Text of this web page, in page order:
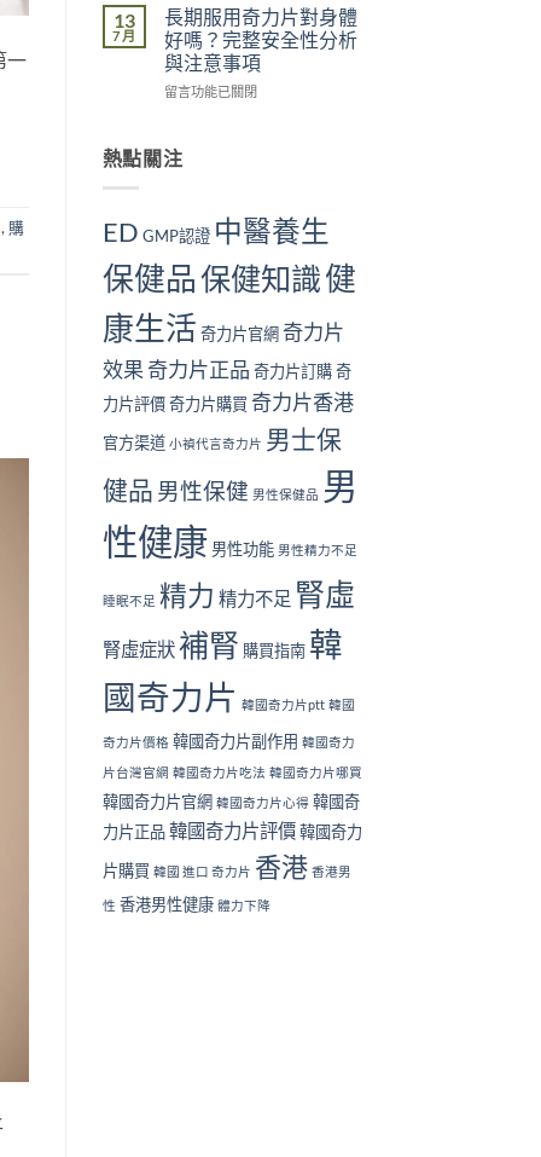
一
, 購
度
全
面
解
析〉
你
中
了
幾
個？〉
虛
症
狀
自
我
指
大
號
與
補
腎
方
法〉
中
力
片
回
購
用
真
效
真
的
值
得
長
期
服
嗎？〉
13
7 月
長期服用奇力片對身體
好嗎？完整安全性分析
與注意事項
在
服
用
片
身
體
好
嗎？
完
整
安
性
析
與
注
意
事
項〉
中
留言功能已關閉
熱點關注
ED GMP認證 中醫養生
保健品保健知識健
康生活 奇力片官網 奇力片
效果 奇力片正品 奇力片訂購 奇
力片評價 奇力片購買 奇力片香港
官方渠道 小禎代言奇力片 男士保
健品 男性保健 男性保健品 男
性健康 男性功能 男性精力不足
睡眠不足 精力 精力不足 腎虛
腎虛症狀補腎 購買指南 韓
國奇力片 韓國奇力片ptt 韓國
奇力片價格 韓國奇力片副作用 韓國奇力
片台灣官網 韓國奇力片吃法 韓國奇力片哪買
韓國奇力片官網 韓國奇力片心得 韓國奇
力片正品 韓國奇力片評價 韓國奇力
片購買 韓國 進口 奇力片 香港 香港男
性 香港男性健康 體力下降